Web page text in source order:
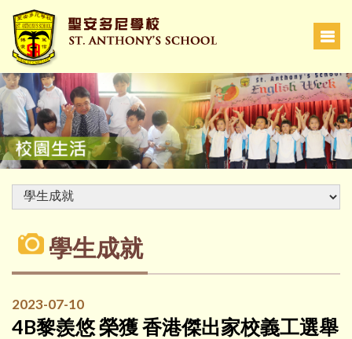
學生成就
2023-07-10
4B黎羨悠 榮獲 香港傑出家校義工選舉